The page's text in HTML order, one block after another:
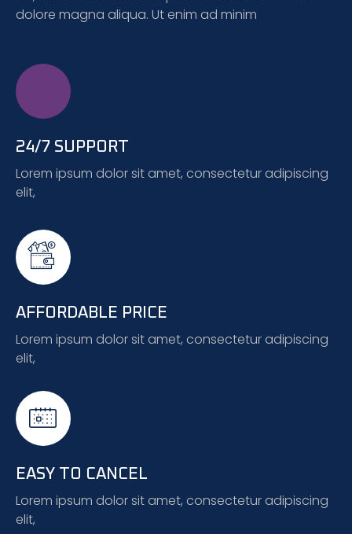
dolore magna aliqua. Ut enim ad minim
24/7 SUPPORT
Lorem ipsum dolor sit amet, consectetur adipiscing
elit,
AFFORDABLE PRICE
Lorem ipsum dolor sit amet, consectetur adipiscing
elit,
EASY TO CANCEL
Lorem ipsum dolor sit amet, consectetur adipiscing
elit,